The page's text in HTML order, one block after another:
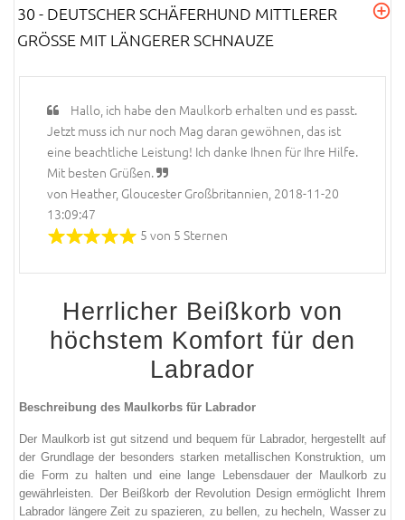
30 - DEUTSCHER SCHÄFERHUND MITTLERER
GRÖSSE MIT LÄNGERER SCHNAUZE
Hallo, ich habe den Maulkorb erhalten und es passt.
Jetzt muss ich nur noch Mag daran gewöhnen, das ist
eine beachtliche Leistung! Ich danke Ihnen für Ihre Hilfe.
Mit besten Grüßen.
von Heather, Gloucester Großbritannien, 2018-11-20
13:09:47
5 von 5 Sternen
Herrlicher Beißkorb von
höchstem Komfort für den
Labrador
Beschreibung des Maulkorbs für Labrador
Der Maulkorb ist gut sitzend und bequem für Labrador, hergestellt auf
der Grundlage der besonders starken metallischen Konstruktion, um
die
Form zu halten und eine lange Lebensdauer der Maulkorb zu
gewährleisten. Der Beißkorb der Revolution Design ermöglicht
Ihrem
Labrador längere Zeit zu spazieren, zu bellen, zu hecheln, Wasser zu